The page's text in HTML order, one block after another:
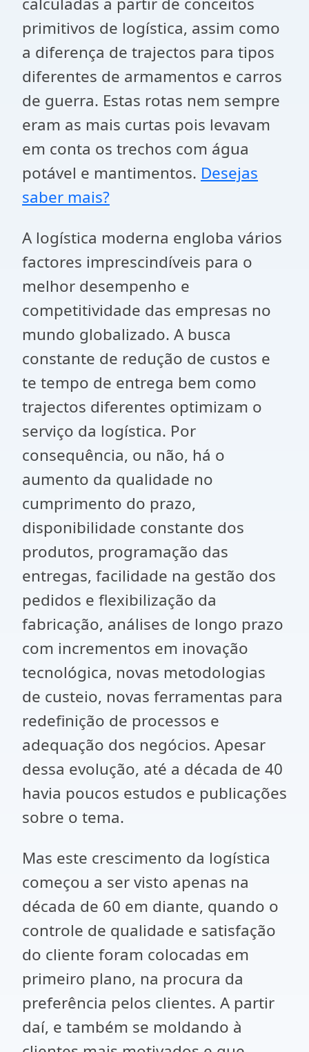
primitivos de logística, assim como
a diferença de trajectos para tipos
diferentes de armamentos e carros
de guerra. Estas rotas nem sempre
eram as mais curtas pois levavam
em conta os trechos com água
potável e mantimentos. Desejas
saber mais?
A logística moderna engloba vários
factores imprescindíveis para o
melhor desempenho e
competitividade das empresas no
mundo globalizado. A busca
constante de redução de custos e
te tempo de entrega bem como
trajectos diferentes optimizam o
serviço da logística. Por
consequência, ou não, há o
aumento da qualidade no
cumprimento do prazo,
disponibilidade constante dos
produtos, programação das
entregas, facilidade na gestão dos
pedidos e flexibilização da
fabricação, análises de longo prazo
com incrementos em inovação
tecnológica, novas metodologias
de custeio, novas ferramentas para
redefinição de processos e
adequação dos negócios. Apesar
dessa evolução, até a década de 40
havia poucos estudos e publicações
sobre o tema.
Mas este crescimento da logística
começou a ser visto apenas na
década de 60 em diante, quando o
controle de qualidade e satisfação
do cliente foram colocadas em
primeiro plano, na procura da
preferência pelos clientes. A partir
daí, e também se moldando à